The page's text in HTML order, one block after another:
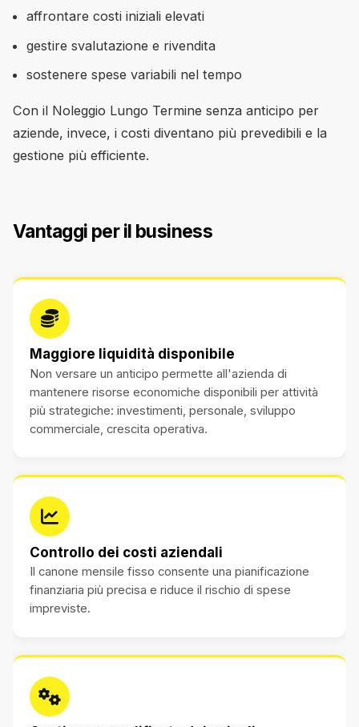
affrontare costi iniziali elevati
gestire svalutazione e rivendita
sostenere spese variabili nel tempo
Con il Noleggio Lungo Termine senza anticipo per
aziende, invece, i costi diventano più prevedibili e la
gestione più efficiente.
Vantaggi per il business
Maggiore liquidità disponibile
Non versare un anticipo permette all'azienda di
mantenere risorse economiche disponibili per attività
più strategiche: investimenti, personale, sviluppo
commerciale, crescita operativa.
Controllo dei costi aziendali
Il canone mensile fisso consente una pianificazione
finanziaria più precisa e riduce il rischio di spese
impreviste.